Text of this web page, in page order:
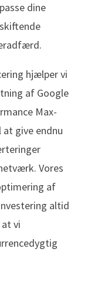
dine
hjælper vi
af Google
Max-
give endnu
Vores
af
altid
vi